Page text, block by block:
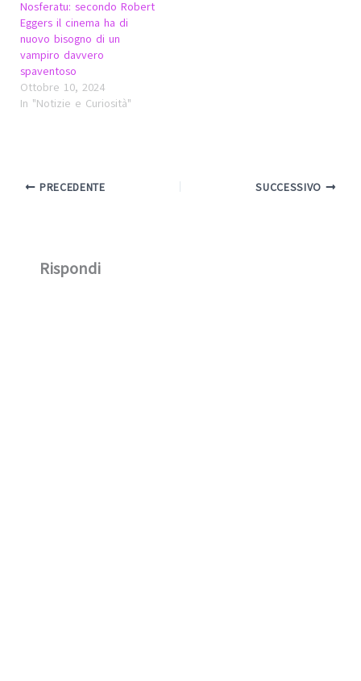
Nosferatu: secondo Robert
Eggers il cinema ha di
nuovo bisogno di un
vampiro davvero
spaventoso
Ottobre 10, 2024
In "Notizie e Curiosità"
PRECEDENTE SUCCESSIVO
Rispondi